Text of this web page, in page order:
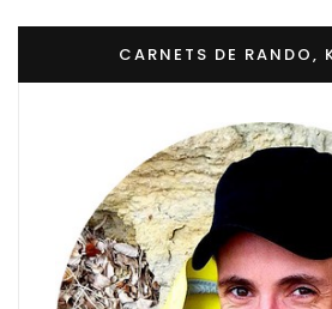
CARNETS DE RANDO,